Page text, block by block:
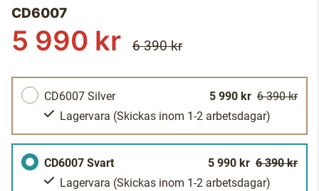
CD6007
5 990 kr 6 390 kr
CD6007 Silver 5 990 kr 6 390 kr
Lagervara (Skickas inom 1-2 arbetsdagar)
CD6007 Svart 5 990 kr 6 390 kr
Lagervara (Skickas inom 1-2 arbetsdagar)